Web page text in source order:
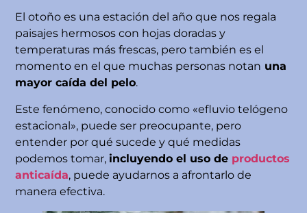
El otoño es una estación del año que nos regala
paisajes hermosos con hojas doradas y
temperaturas más frescas, pero también es el
momento en el que muchas personas notan una
mayor caída del pelo.
Este fenómeno, conocido como «efluvio telógeno
estacional», puede ser preocupante, pero
entender por qué sucede y qué medidas
podemos tomar, incluyendo el uso de productos
anticaída, puede ayudarnos a afrontarlo de
manera efectiva.